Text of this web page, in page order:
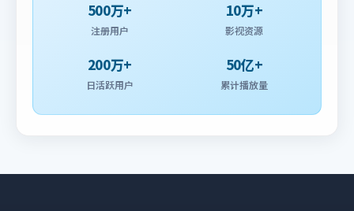
500万+
注册用户
10万+
影视资源
200万+
日活跃用户
50亿+
累计播放量